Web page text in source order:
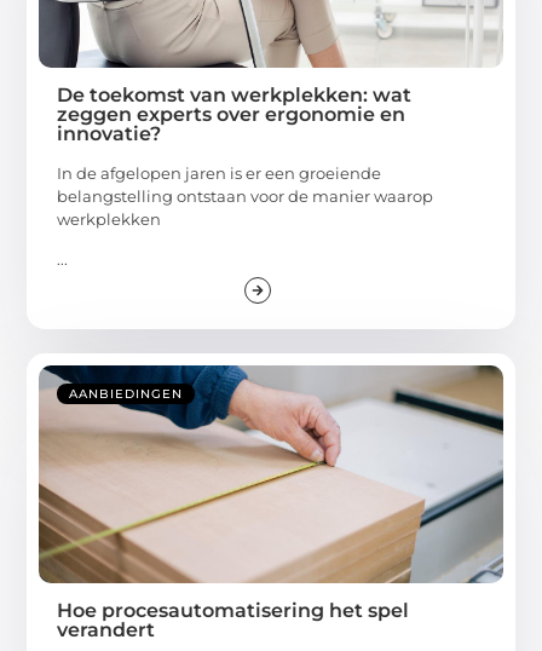
De toekomst van werkplekken: wat
zeggen experts over ergonomie en
innovatie?
In de afgelopen jaren is er een groeiende
belangstelling ontstaan voor de manier waarop
werkplekken
...
AANBIEDINGEN
Hoe procesautomatisering het spel
verandert